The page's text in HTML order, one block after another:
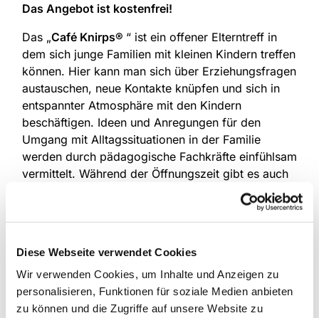
Diese Webseite verwendet Cookies
Wir verwenden Cookies, um Inhalte und Anzeigen zu
personalisieren, Funktionen für soziale Medien anbieten
zu können und die Zugriffe auf unsere Website zu
Das Angebot ist kostenfrei!
Das „Café Knirps® “ ist ein offener Elterntreff in
dem sich junge Familien mit kleinen Kindern treffen
können. Hier kann man sich über Erziehungsfragen
austauschen, neue Kontakte knüpfen und sich in
entspannter Atmosphäre mit den Kindern
beschäftigen. Ideen und Anregungen für den
Umgang mit Alltagssituationen in der Familie
werden durch pädagogische Fachkräfte einfühlsam
vermittelt. Während der Öffnungszeit gibt es auch
eine kleine Spieleinheit mit den kleinen Kindern,
hier werden erste Fingerspiele und kleine
Bewegungs-, Kreis- und Singspiele angeboten, um
Entwicklung des Kindes zu sensibilisieren. Dieses
Angebot wird unterstützt durch Kollekten der Ev.
Kirche von Westfalen, Familienzentren
und Kooperationen mit Gemeinden aus dem